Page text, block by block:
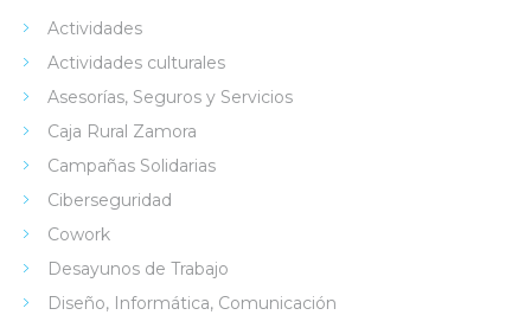
Actividades
Actividades culturales
Asesorías, Seguros y Servicios
Caja Rural Zamora
Campañas Solidarias
Ciberseguridad
Cowork
Desayunos de Trabajo
Diseño, Informática, Comunicación